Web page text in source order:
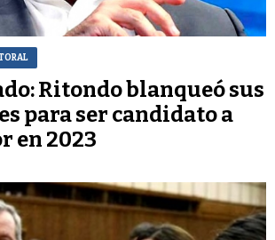
Ritondo blanqueó sus
para ser candidato a
en 2023